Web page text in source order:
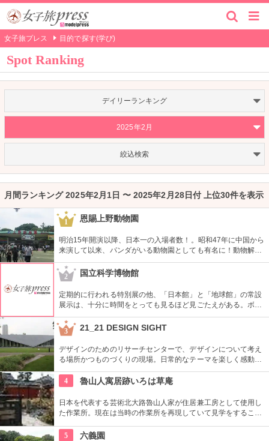
女子旅プレス 目的で探す(学び)
Spot Ranking
デイリーランキング
2025年2月
絞込検索
月間ランキング 2025年2月1日 〜 2025年2月28日付 上位30件を表示
1 恩賜上野動物園
明治15年開演以降、日本一の入場者数！。昭和47年に中国から
来演して以来、パンダがいる動物園としても有名に！動物解説
員による無料のガイドツアーに参加もお勧め。
2
国立科学博物館
定期的に行われる特別展の他、「日本館」と「地球館」の常設
展示は、十分に時間をとっても見るほど見ごたえがある。ボラ
ンティアによるガイドツアーに参加すればなお理解が深まるこ
とまちがいなし。
3 21_21 DESIGN SIGHT
デザインのためのリサーチセンターで、デザインについて考え
る場所かつものづくりの現場。日常的なテーマを楽しく感動的
に見せる展覧会などを中心に多角的なプログラムを開催。
4
魯山人寓居跡いろは草庵
日本を代表する芸術北大路魯山人家が住居兼工房として使用し
た作業所。現在は当時の作業所を再現していて見学をすること
ます。
5 六義園